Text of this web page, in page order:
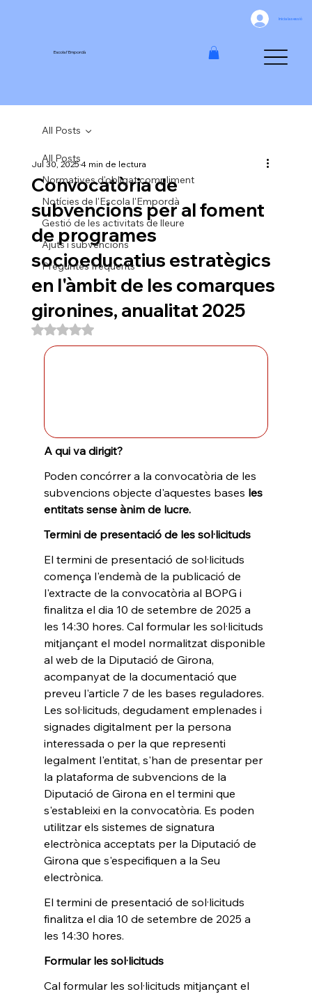
Escola l'Empordà
Inicia la sessió
All Posts
Normatives d'obligat compliment
Notícies de l'Escola l'Empordà
Gestió de les activitats de lleure
Ajuts i subvencions
Preguntes freqüents
All Posts
Convocatòria de
subvencions per al foment
de programes
socioeducatius estratègics
en l'àmbit de les comarques
gironines, anualitat 2025
Jul 30, 20254 min de lectura
Puntuat amb NaN de 5 estrelles.
A qui va dirigit?
Poden concórrer a la convocatòria de les
subvencions objecte d'aquestes bases les
entitats sense ànim de lucre.
Termini de presentació de les sol·licituds
El termini de presentació de sol·licituds
comença l'endemà de la publicació de
l'extracte de la convocatòria al BOPG i
finalitza el dia 10 de setembre de 2025 a
les 14:30 hores. Cal formular les sol·licituds
mitjançant el model normalitzat disponible
al web de la Diputació de Girona,
acompanyat de la documentació que
preveu l'article 7 de les bases reguladores.
Les sol·licituds, degudament emplenades i
signades digitalment per la persona
interessada o per la que representi
legalment l'entitat, s'han de presentar per
la plataforma de subvencions de la
Diputació de Girona en el termini que
s'estableixi en la convocatòria. Es poden
utilitzar els sistemes de signatura
electrònica acceptats per la Diputació de
Girona que s'especifiquen a la Seu
electrònica.
El termini de presentació de sol·licituds
finalitza el dia 10 de setembre de 2025 a
les 14:30 hores.
Formular les sol·licituds
Cal formular les sol·licituds mitjançant el